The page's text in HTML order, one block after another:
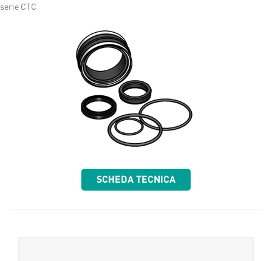
serie CTC
SCHEDA TECNICA